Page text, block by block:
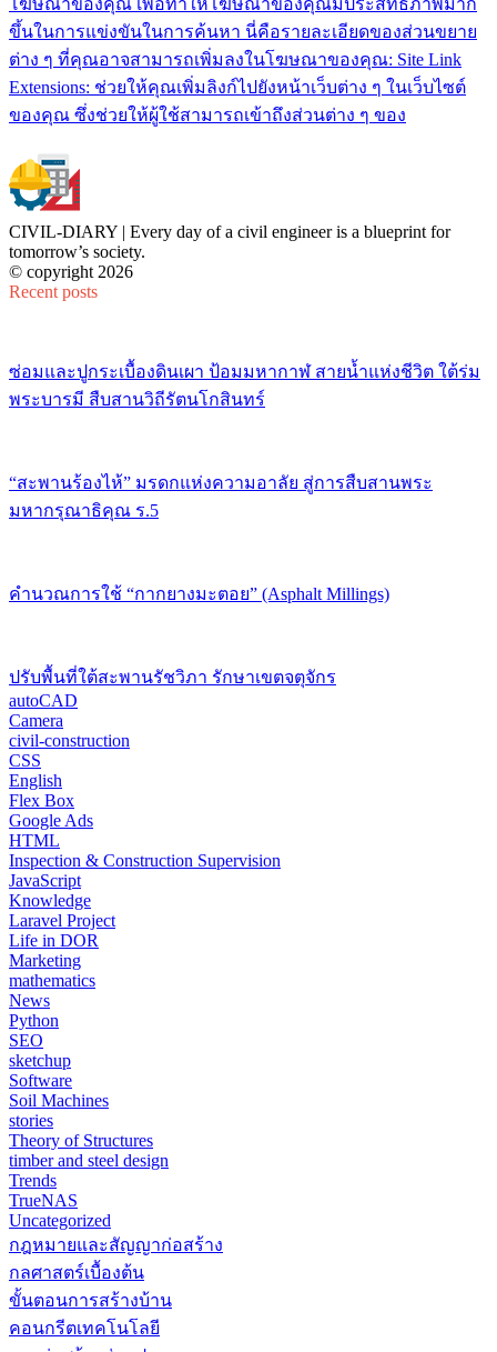
ขึ้นในการแข่งขันในการค้นหา นี่คือรายละเอียดของส่วนขยาย
ต่าง ๆ ที่คุณอาจสามารถเพิ่มลงในโฆษณาของคุณ: Site Link
Extensions: ช่วยให้คุณเพิ่มลิงก์ไปยังหน้าเว็บต่าง ๆ ในเว็บไซต์
ของคุณ ซึ่งช่วยให้ผู้ใช้สามารถเข้าถึงส่วนต่าง ๆ ของ
CIVIL-DIARY | Every day of a civil engineer is a blueprint for
tomorrow’s society.
© copyright 2026
Recent posts
ซ่อมและปูกระเบื้องดินเผา ป้อมมหากาฬ สายน้ำแห่งชีวิต ใต้ร่ม
พระบารมี สืบสานวิถีรัตนโกสินทร์
“สะพานร้องไห้” มรดกแห่งความอาลัย สู่การสืบสานพระ
มหากรุณาธิคุณ ร.5
คำนวณการใช้ “กากยางมะตอย” (Asphalt Millings)
ปรับพื้นที่ใต้สะพานรัชวิภา รักษาเขตจตุจักร
autoCAD
Camera
civil-construction
CSS
English
Flex Box
Google Ads
HTML
Inspection & Construction Supervision
JavaScript
Knowledge
Laravel Project
Life in DOR
Marketing
mathematics
News
Python
SEO
sketchup
Software
Soil Machines
stories
Theory of Structures
timber and steel design
Trends
TrueNAS
Uncategorized
กฎหมายและสัญญาก่อสร้าง
กลศาสตร์เบื้องต้น
ขั้นตอนการสร้างบ้าน
คอนกรีตเทคโนโลยี